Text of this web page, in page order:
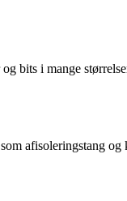
bits i mange
afisoleringstang